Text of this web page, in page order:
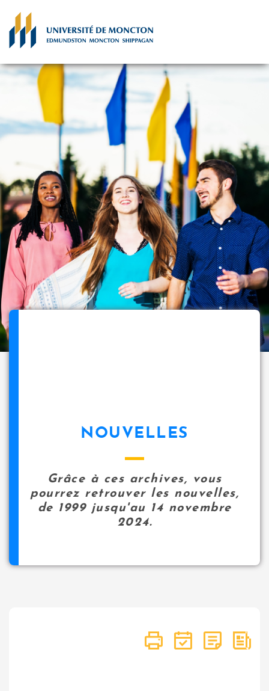
NOUVELLES
Grâce à ces archives, vous
pourrez retrouver les nouvelles,
de 1999 jusqu'au 14 novembre
2024.